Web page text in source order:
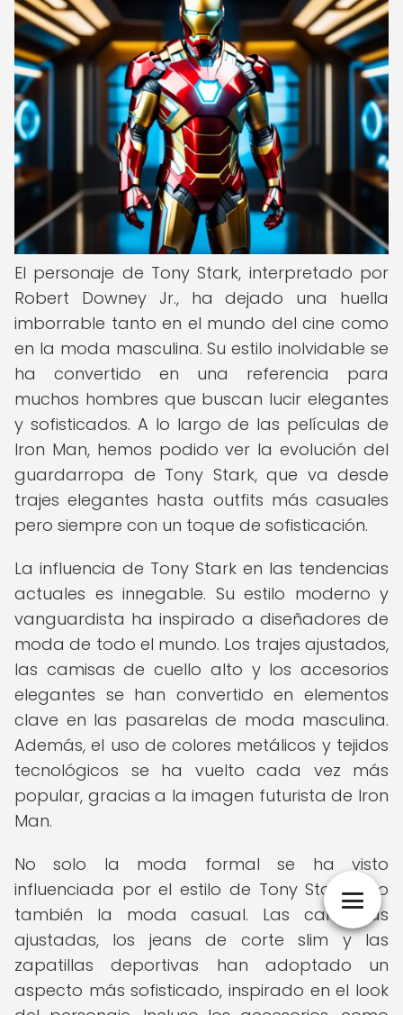
El personaje de Tony Stark, interpretado por
Robert Downey Jr., ha dejado una huella
imborrable tanto en el mundo del cine como
en la moda masculina. Su estilo inolvidable se
ha convertido en una referencia para
muchos hombres que buscan lucir elegantes
y sofisticados. A lo largo de las películas de
Iron Man, hemos podido ver la evolución del
guardarropa de Tony Stark, que va desde
trajes elegantes hasta outfits más casuales
pero siempre con un toque de sofisticación.
La influencia de Tony Stark en las tendencias
actuales es innegable. Su estilo moderno y
vanguardista ha inspirado a diseñadores de
moda de todo el mundo. Los trajes ajustados,
las camisas de cuello alto y los accesorios
elegantes se han convertido en elementos
clave en las pasarelas de moda masculina.
Además, el uso de colores metálicos y tejidos
tecnológicos se ha vuelto cada vez más
popular, gracias a la imagen futurista de Iron
Man.
No solo la moda formal se ha visto
influenciada por el estilo de Tony Stark, sino
también la moda casual. Las camisetas
ajustadas, los jeans de corte slim y las
zapatillas deportivas han adoptado un
aspecto más sofisticado, inspirado en el look